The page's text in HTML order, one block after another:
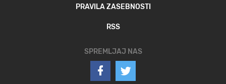
PRAVILA ZASEBNOSTI
RSS
SPREMLJAJ NAS